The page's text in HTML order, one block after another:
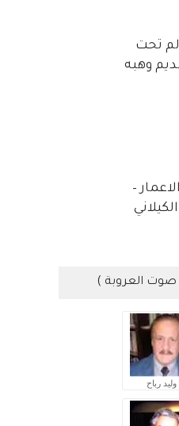
تحت
وهبه
–
العروبة )
وليد رباح